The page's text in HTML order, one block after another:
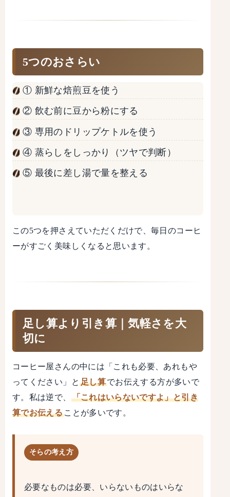
5つのおさらい
① 新鮮な焙煎豆を使う
② 飲む前に豆から粉にする
③ 専用のドリップケトルを使う
④ 蒸らしをしっかり（ツヤで判断）
⑤ 最後に差し湯で量を整える
この5つを押さえていただくだけで、毎日のコーヒ
ーがすごく美味しくなると思います。
足し算より引き算｜気軽さを大
切に
コーヒー屋さんの中には「これも必要、あれもや
ってください」と 足し算でお伝えする方が多いで
す。私は逆で、
「これはいらないですよ」と引き
算でお伝える ことが多いです。
そらの考え方
必要なものは必要、いらないものはいらな